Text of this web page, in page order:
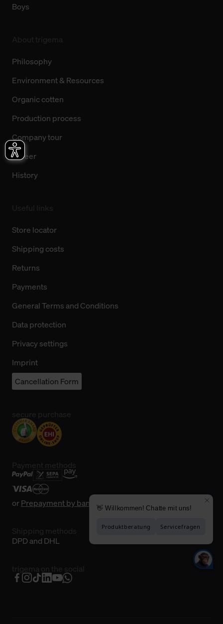
Boys
Philosophy
Environment & Resources
Organic cotten
Production process
Company tour
Career
History
Store locator
Shipping costs
Returns
Payments
General Terms and Conditions
Data protection
Privacy settings
Imprint
Cancellation Form
orPrepayment by bank transfer
DPD and DHL